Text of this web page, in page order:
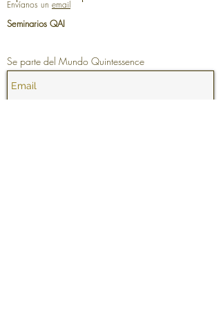
Envíanos un email
Seminarios QAI
Se parte del Mundo Quintessence